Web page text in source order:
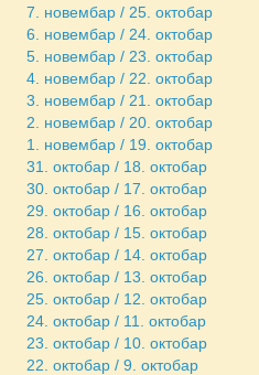
7. новембар / 25. октобар
6. новембар / 24. октобар
5. новембар / 23. октобар
4. новембар / 22. октобар
3. новембар / 21. октобар
2. новембар / 20. октобар
1. новембар / 19. октобар
31. октобар / 18. октобар
30. октобар / 17. октобар
29. октобар / 16. октобар
28. октобар / 15. октобар
27. октобар / 14. октобар
26. октобар / 13. октобар
25. октобар / 12. октобар
24. октобар / 11. октобар
23. октобар / 10. октобар
22. октобар / 9. октобар